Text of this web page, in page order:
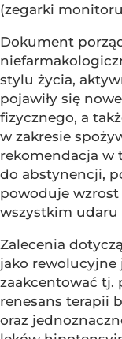
(zegarki
Dokument
stylu życia,
pojawiły się
fizycznego, a
w zakresie
rekomendacja w
do abstynencji,
powoduje wzrost
wszystkim udaru
Zalecenia
jako rewolucyjne
zaakcentować tj.
renesans terapii
oraz